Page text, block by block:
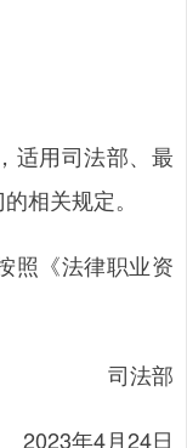
用司法部、最
相关规定。
《法律职业资
司法部
2023年4月24日